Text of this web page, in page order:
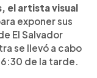
el artista visual
exponer sus
El Salvador
se llevó a cabo
6:30 de la tarde.